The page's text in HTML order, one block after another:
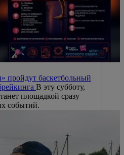
пройдут баскетбольный
В эту субботу,
площадкой сразу
событий.